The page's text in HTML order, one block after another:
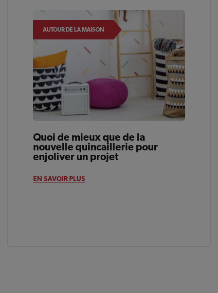
AUTOUR DE LA MAISON
Quoi de mieux que de la
nouvelle quincaillerie pour
enjoliver un projet
EN SAVOIR PLUS